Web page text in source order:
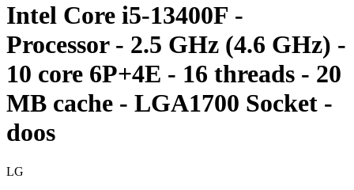
Intel Core i5-13400F -
Processor - 2.5 GHz (4.6 GHz) -
10 core 6P+4E - 16 threads - 20
MB cache - LGA1700 Socket -
doos
LG